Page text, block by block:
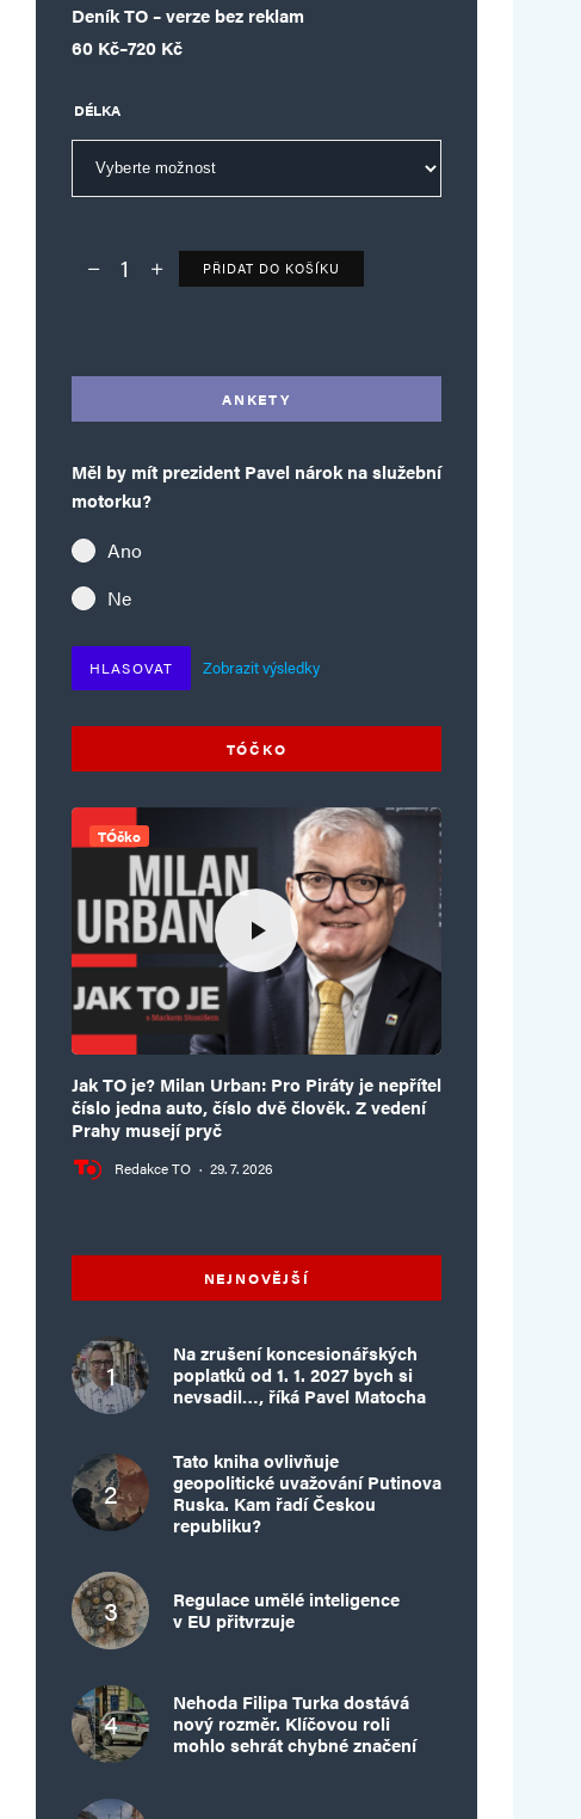
Deník TO – verze bez reklam
60 Kč–720 Kč
Rozpětí cen: 60 Kč až 720 Kč
DÉLKA
Deník TO – verze bez reklam množství
PŘIDAT DO KOŠÍKU
ANKETY
Měl by mít prezident Pavel nárok na služební
motorku?
Ano
Ne
HLASOVAT Zobrazit výsledky
TÓČKO
TÓčko
Jak TO je? Milan Urban: Pro Piráty je nepřítel
číslo jedna auto, číslo dvě člověk. Z vedení
Prahy musejí pryč
Redakce TO · 29. 7. 2026
NEJNOVĚJŠÍ
Na zrušení koncesionářských
poplatků od 1. 1. 2027 bych si
nevsadil…, říká Pavel Matocha
Tato kniha ovlivňuje
geopolitické uvažování Putinova
Ruska. Kam řadí Českou
republiku?
Regulace umělé inteligence
v EU přitvrzuje
Nehoda Filipa Turka dostává
nový rozměr. Klíčovou roli
mohlo sehrát chybné značení